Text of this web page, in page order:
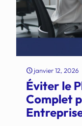
janvier 12, 2026
Éviter le
Complet